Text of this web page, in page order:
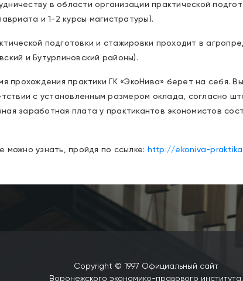
в области организации практической
и 1-2 курсы магистратуры).
подготовки и стажировки проходит в
и Бутурлиновский районы).
прохождения практики ГК «ЭкоНива» берет на себя.
с установленным размером оклада, согласно
заработная плата у практикантов экономистов
можно узнать, пройдя по ссылке: http://ekoniva-
Copyright © 1997 Официальный сайт
Воронежского экономико-правового института.